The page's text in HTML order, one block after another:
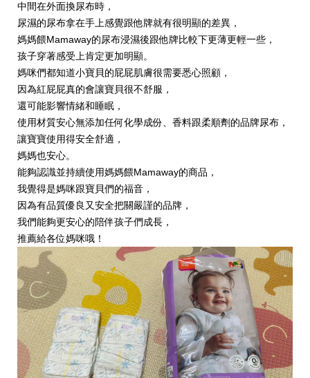
中間在外面換尿布時，
尿濕的尿布拿在手上感覺跟他牌就有很明顯的差異，
媽媽餵Mamaway的尿布浸濕後跟他牌比較下更薄更輕一些，
孩子穿著感受上肯定更加明顯。
媽咪們都知道小寶貝的屁屁肌膚很需要悉心照顧，
因為紅屁屁真的會讓寶貝很不舒服，
還可能影響情緒和睡眠，
使用材質安心無添加任何化學成份、香料跟柔順劑的品牌尿布，
讓寶寶使用得安全舒適，
媽媽也安心。
能夠認識並持續使用媽媽餵Mamaway的商品，
我覺得是媽咪跟寶貝們的福音，
因為有品質優良又安全把關嚴謹的品牌，
我們能夠更安心的陪伴孩子們成長，
推薦給各位媽咪哦！